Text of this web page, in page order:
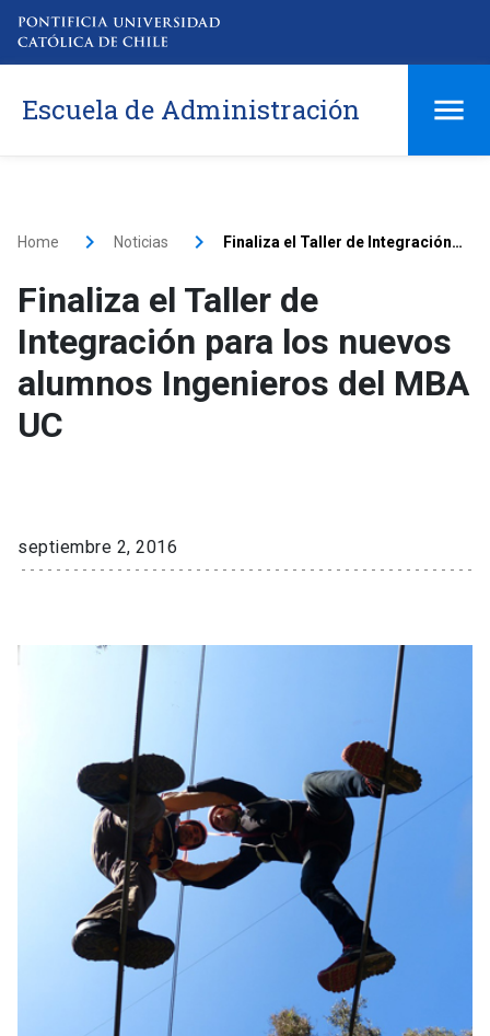
Escuela de Administración
Home Noticias Finaliza el Taller de Integración para los nuevos alumnos Ingenieros del MBA UC
Finaliza el Taller de
Integración para los nuevos
alumnos Ingenieros del MBA
UC
septiembre 2, 2016